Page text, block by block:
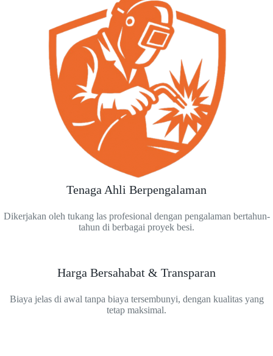
Tenaga Ahli Berpengalaman
Dikerjakan oleh tukang las profesional dengan pengalaman bertahun-
tahun di berbagai proyek besi.
Harga Bersahabat & Transparan
Biaya jelas di awal tanpa biaya tersembunyi, dengan kualitas yang
tetap maksimal.